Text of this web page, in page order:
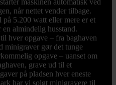
maskinen automatisk ved
når nettet vender tilbage.
på 5.200 watt eller mere er et
almindelig husstand.
hver opgave – fra baghaven
minigraver gør det tunge
opgave – uanset om
grave ud til et
på pladsen hver eneste
har vi solgt minigravere til